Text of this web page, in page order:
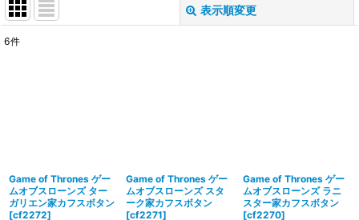
表示順変更
6件
Game of Thrones ゲー
ムオブスローンズ ター
ガリエン家カフスボタン
[cf2272]
Game of Thrones ゲー
ムオブスローンズ スタ
ーク家カフスボタン
[cf2271]
Game of Thrones ゲー
ムオブスローンズ ラニ
スター家カフスボタン
[cf2270]